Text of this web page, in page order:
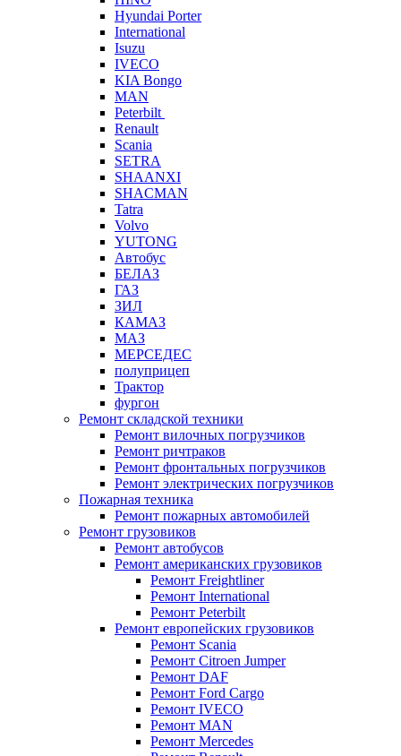
Hyundai Porter
International
Isuzu
IVECO
KIA Bongo
MAN
Peterbilt
Renault
Scania
SETRA
SHAANXI
SHACMAN
Tatra
Volvo
YUTONG
Автобус
БЕЛАЗ
ГАЗ
ЗИЛ
КАМАЗ
МАЗ
МЕРСЕДЕС
полуприцеп
Трактор
фургон
Ремонт складской техники
Ремонт вилочных погрузчиков
Ремонт ричтраков
Ремонт фронтальных погрузчиков
Ремонт электрических погрузчиков
Пожарная техника
Ремонт пожарных автомобилей
Ремонт грузовиков
Ремонт автобусов
Ремонт американских грузовиков
Ремонт Freightliner
Ремонт International
Ремонт Peterbilt
Ремонт европейских грузовиков
Ремонт Scania
Ремонт Citroen Jumper
Ремонт DAF
Ремонт Ford Cargo
Ремонт IVECO
Ремонт MAN
Ремонт Mercedes